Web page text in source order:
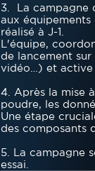
3. La campagne
aux équipements
réalisé à J-1.
L'équipe,
de lancement sur
vidéo…) et active
4. Après la mise
poudre, les
Une étape
des composants
5. La campagne
essai.